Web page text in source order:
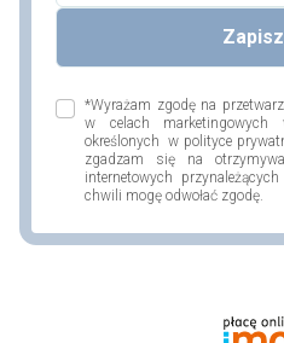
*Wyrażam zgodę na
w celach
określonych w polityce
zgadzam się na
internetowych
chwili mogę odwołać zgodę.